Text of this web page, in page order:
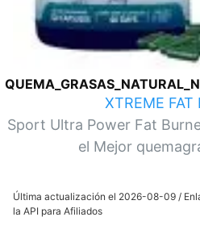
XTREME FAT
Sport Ultra Power Fat
el Mejor
Última actualización el 2026-08-09 /
la API para Afiliados